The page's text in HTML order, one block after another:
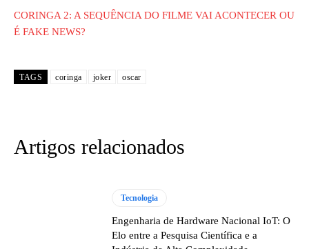
CORINGA 2: A SEQUÊNCIA DO FILME VAI ACONTECER OU
É FAKE NEWS?
TAGS coringa joker oscar
Artigos relacionados
Tecnologia
Engenharia de Hardware Nacional IoT: O
Elo entre a Pesquisa Científica e a